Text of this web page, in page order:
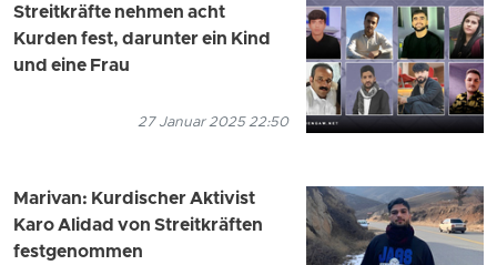
Streitkräfte nehmen acht
Kurden fest, darunter ein Kind
und eine Frau
27 Januar 2025 22:50
Marivan: Kurdischer Aktivist
Karo Alidad von Streitkräften
festgenommen